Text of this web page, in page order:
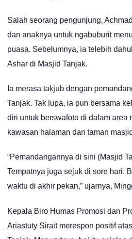
Salah seorang pengunjung,
dan anaknya untuk ngabuburit
puasa. Sebelumnya, ia telebih
Ashar di Masjid Tanjak.
Ia merasa takjub dengan
Tanjak. Tak lupa, ia pun bersama
diri untuk berswafoto di dalam area
kawasan halaman dan taman
“Pemandangannya di sini (Masjid
Tempatnya juga sejuk di sore hari.
waktu di akhir pekan,” ujarnya,
Kepala Biro Humas Promosi dan
Ariastuty Sirait merespon positif